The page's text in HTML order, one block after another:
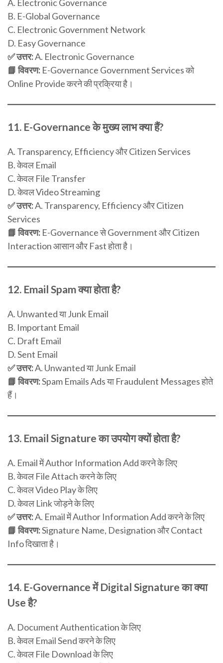
A. Electronic Governance
B. E-Global Governance
C. Electronic Government Network
D. Easy Governance
✅ उत्तर:A. Electronic Governance
📘 विवरण: E-Governance Government Services को
Online Provide करने की प्रक्रिया है।
11. E-Governance के मुख्य लाभ क्या हैं?
A. Transparency, Efficiency और Citizen Services
B. केवल Email
C. केवल File Transfer
D. केवल Video Streaming
✅ उत्तर:A. Transparency, Efficiency और Citizen
Services
📘 विवरण: E-Governance से Government और Citizen
Interaction आसान और Fast होता है।
12. Email Spam क्या होता है?
A. Unwanted या Junk Email
B. Important Email
C. Draft Email
D. Sent Email
✅ उत्तर:A. Unwanted या Junk Email
📘 विवरण:Spam Emails Ads या Fraudulent Messages होते
हैं।
13. Email Signature का उपयोग क्यों होता है?
A. Email में Author Information Add करने के लिए
B. केवल File Attach करने के लिए
C. केवल Video Play के लिए
D. केवल Link जोड़ने के लिए
✅ उत्तर:A. Email में Author Information Add करने के लिए
📘 विवरण:Signature Name, Designation और Contact
Info दिखाता है।
14. E-Governance में Digital Signature का क्या
Use है?
A. Document Authentication के लिए
B. केवल Email Send करने के लिए
C. केवल File Download के लिए